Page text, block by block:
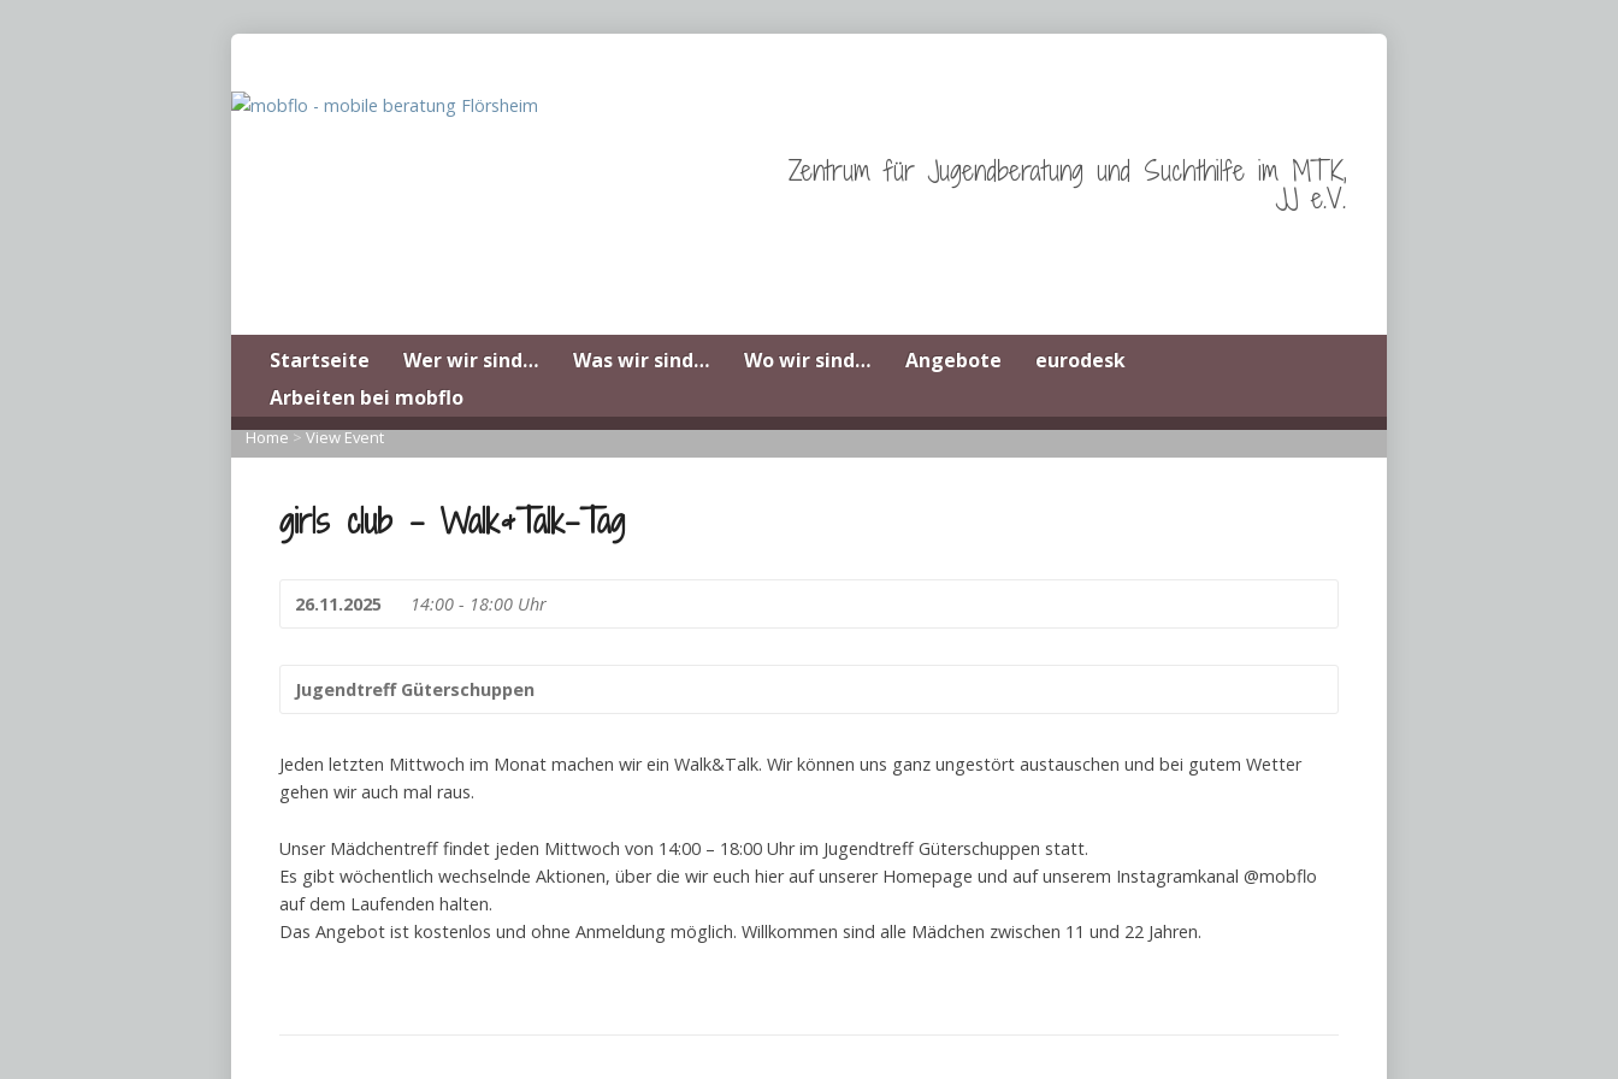
Zentrum für Jugendberatung und Suchthilfe im MTK,
JJ e.V.
Startseite Wer wir sind… Was wir sind… Wo wir sind… Angebote
eurodesk
Arbeiten bei mobflo
Home>View Event
girls club – Walk&Talk-Tag
26.11.2025 14:00 - 18:00 Uhr
Jugendtreff Güterschuppen
Jeden letzten Mittwoch im Monat machen wir ein Walk&Talk. Wir können uns ganz ungestört austauschen und bei gutem Wetter
gehen wir auch mal raus.
Unser Mädchentreff findet jeden Mittwoch von 14:00 – 18:00 Uhr im Jugendtreff Güterschuppen statt.
Es gibt wöchentlich wechselnde Aktionen, über die wir euch hier auf unserer Homepage und auf unserem Instagramkanal @mobflo
auf dem Laufenden halten.
Das Angebot ist kostenlos und ohne Anmeldung möglich. Willkommen sind alle Mädchen zwischen 11 und 22 Jahren.